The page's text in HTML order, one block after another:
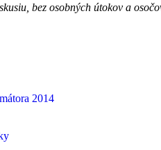
bez osobných útokov a
2014